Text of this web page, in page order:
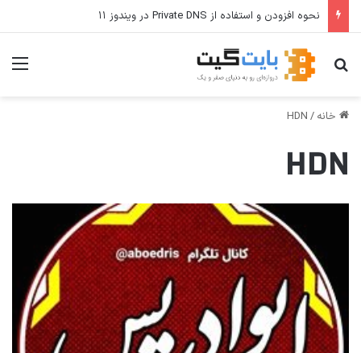
نحوه افزودن و استفاده از Private DNS در ویندوز ۱۱
جستجو برای
خانه /
HDN
HDN